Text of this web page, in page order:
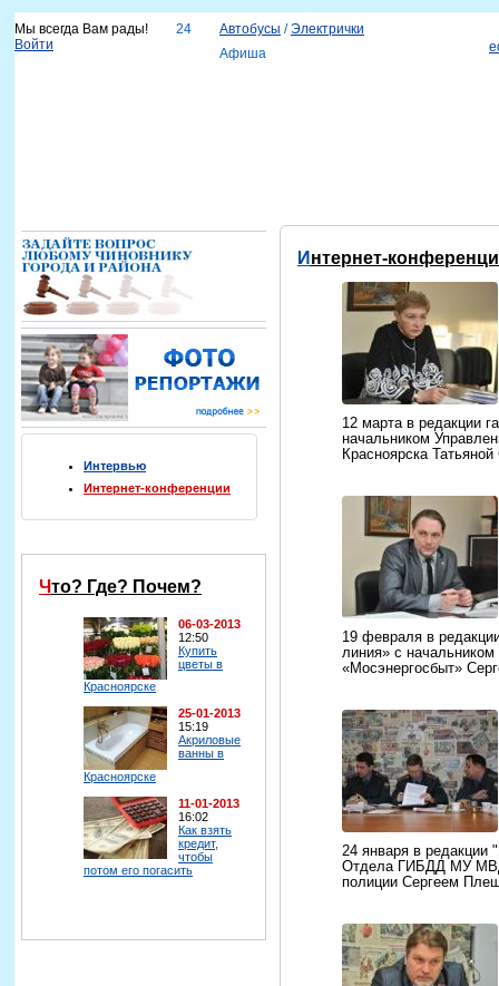
Мы всегда Вам рады!
Войти
24 Автобусы /Электрички
Афиша
Интервью
Интернет-конференции
Что? Где? Почем?
06-03-2013
12:50
Купить
цветы в
Красноярске
25-01-2013
15:19
Акриловые
ванны в
Красноярске
11-01-2013
16:02
Как взять
кредит,
чтобы
потом его погасить
Интернет-
12 марта в редакции
начальником
Красноярска
19 февраля в
линия» с
«Мосэнергосбыт»
24 января в редакции
Отдела ГИБДД МУ МВД
полиции Сергеем